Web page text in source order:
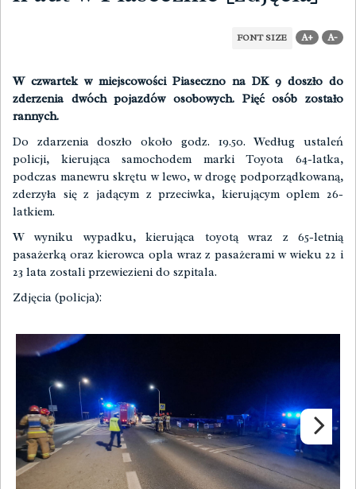
FONT SIZE A+ A-
W czwartek w miejscowości Piaseczno na DK 9 doszło do
zderzenia dwóch pojazdów osobowych. Pięć osób zostało
rannych.
Do zdarzenia doszło około godz. 19.50. Według ustaleń
policji, kierująca samochodem marki Toyota 64-latka,
podczas manewru skrętu w lewo, w drogę podporządkowaną,
zderzyła się z jadącym z przeciwka, kierującym oplem 26-
latkiem.
W wyniku wypadku, kierująca toyotą wraz z 65-letnią
pasażerką oraz kierowca opla wraz z pasażerami w wieku 22 i
23 lata zostali przewiezieni do szpitala.
Zdjęcia (policja):
Next